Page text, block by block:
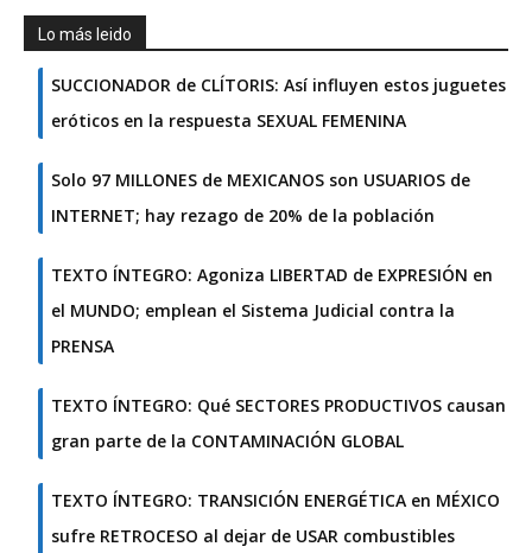
Lo más leido
SUCCIONADOR de CLÍTORIS: Así influyen estos juguetes
eróticos en la respuesta SEXUAL FEMENINA
Solo 97 MILLONES de MEXICANOS son USUARIOS de
INTERNET; hay rezago de 20% de la población
TEXTO ÍNTEGRO: Agoniza LIBERTAD de EXPRESIÓN en
el MUNDO; emplean el Sistema Judicial contra la
PRENSA
TEXTO ÍNTEGRO: Qué SECTORES PRODUCTIVOS causan
gran parte de la CONTAMINACIÓN GLOBAL
TEXTO ÍNTEGRO: TRANSICIÓN ENERGÉTICA en MÉXICO
sufre RETROCESO al dejar de USAR combustibles